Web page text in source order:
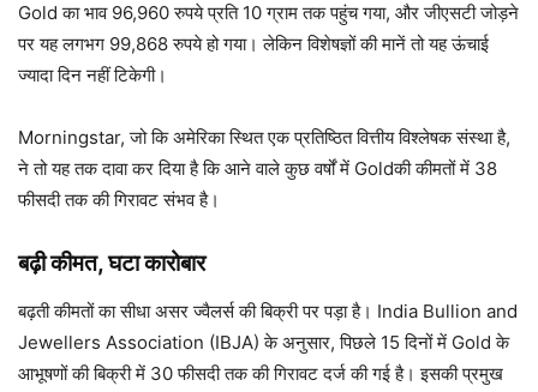
Gold का भाव 96,960 रुपये प्रति 10 ग्राम तक पहुंच गया, और जीएसटी जोड़ने
पर यह लगभग 99,868 रुपये हो गया। लेकिन विशेषज्ञों की मानें तो यह ऊंचाई
ज्यादा दिन नहीं टिकेगी।
Morningstar, जो कि अमेरिका स्थित एक प्रतिष्ठित वित्तीय विश्लेषक संस्था है,
ने तो यह तक दावा कर दिया है कि आने वाले कुछ वर्षों में Goldकी कीमतों में 38
फीसदी तक की गिरावट संभव है।
बढ़ी कीमत, घटा कारोबार
बढ़ती कीमतों का सीधा असर ज्वैलर्स की बिक्री पर पड़ा है। India Bullion and
Jewellers Association (IBJA) के अनुसार, पिछले 15 दिनों में Gold के
आभूषणों की बिक्री में 30 फीसदी तक की गिरावट दर्ज की गई है। इसकी प्रमुख